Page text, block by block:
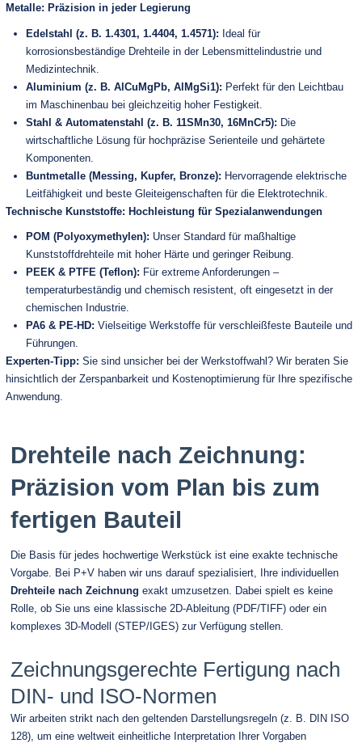
Metalle: Präzision in jeder Legierung
Edelstahl (z. B. 1.4301, 1.4404, 1.4571): Ideal für
korrosionsbeständige Drehteile in der Lebensmittelindustrie und
Medizintechnik.
Aluminium (z. B. AlCuMgPb, AlMgSi1): Perfekt für den Leichtbau
im Maschinenbau bei gleichzeitig hoher Festigkeit.
Stahl & Automatenstahl (z. B. 11SMn30, 16MnCr5): Die
wirtschaftliche Lösung für hochpräzise Serienteile und gehärtete
Komponenten.
Buntmetalle (Messing, Kupfer, Bronze): Hervorragende elektrische
Leitfähigkeit und beste Gleiteigenschaften für die Elektrotechnik.
Technische Kunststoffe: Hochleistung für Spezialanwendungen
POM (Polyoxymethylen): Unser Standard für maßhaltige
Kunststoffdrehteile mit hoher Härte und geringer Reibung.
PEEK & PTFE (Teflon): Für extreme Anforderungen –
temperaturbeständig und chemisch resistent, oft eingesetzt in der
chemischen Industrie.
PA6 & PE-HD: Vielseitige Werkstoffe für verschleißfeste Bauteile und
Führungen.
Experten-Tipp: Sie sind unsicher bei der Werkstoffwahl? Wir beraten Sie
hinsichtlich der Zerspanbarkeit und Kostenoptimierung für Ihre spezifische
Anwendung.
Drehteile nach Zeichnung:
Präzision vom Plan bis zum
fertigen Bauteil
Die Basis für jedes hochwertige Werkstück ist eine exakte technische
Vorgabe. Bei P+V haben wir uns darauf spezialisiert, Ihre individuellen
Drehteile nach Zeichnung exakt umzusetzen. Dabei spielt es keine
Rolle, ob Sie uns eine klassische 2D-Ableitung (PDF/TIFF) oder ein
komplexes 3D-Modell (STEP/IGES) zur Verfügung stellen.
Zeichnungsgerechte Fertigung nach
DIN- und ISO-Normen
Wir arbeiten strikt nach den geltenden Darstellungsregeln (z. B. DIN ISO
128), um eine weltweit einheitliche Interpretation Ihrer Vorgaben